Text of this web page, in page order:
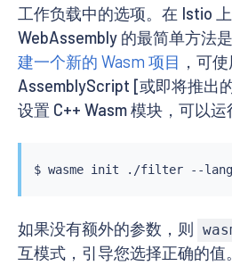
工作负载中的选项。在 Istio
WebAssembly 的最简单方法
建一个新的 Wasm 项目 ，可
AssemblyScript [或即将推出
设置 C++ Wasm 模块，可以运
如果没有额外的参数，则
互模式，引导您选择正确的值。